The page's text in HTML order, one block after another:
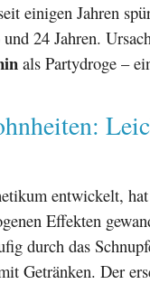
einigen Jahren
24 Jahren.
als Partydroge –
entwickelt,
Effekten
durch das
Getränken. Der